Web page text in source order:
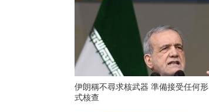
伊朗稱不尋求核武器 準備接受任何形
式核查